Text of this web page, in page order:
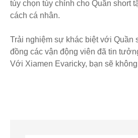
tùy chọn tùy chỉnh cho Quần short
cách cá nhân.
Trải nghiệm sự khác biệt với Quần
đồng các vận động viên đã tin
Với Xiamen Evaricky, bạn sẽ